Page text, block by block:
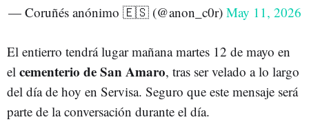
— Coruñés anónimo 🇪🇸 (@anon_c0r) May 11, 2026
El entierro tendrá lugar mañana martes 12 de mayo en
el cementerio de San Amaro, tras ser velado a lo largo
del día de hoy en Servisa. Seguro que este mensaje será
parte de la conversación durante el día.